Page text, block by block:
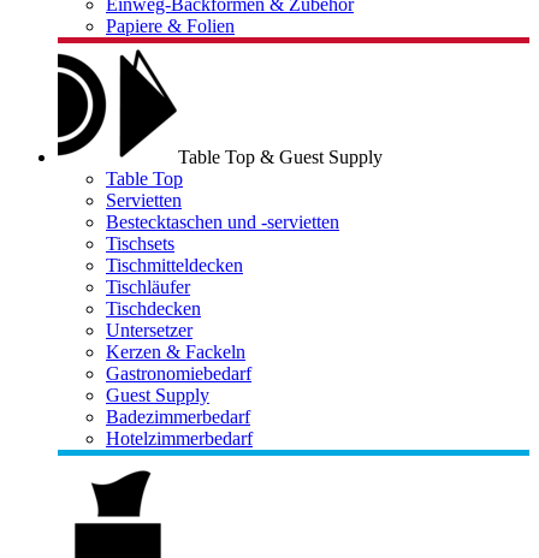
Einweg-Backformen & Zubehör
Papiere & Folien
Table Top & Guest Supply
Table Top
Servietten
Bestecktaschen und -servietten
Tischsets
Tischmitteldecken
Tischläufer
Tischdecken
Untersetzer
Kerzen & Fackeln
Gastronomiebedarf
Guest Supply
Badezimmerbedarf
Hotelzimmerbedarf